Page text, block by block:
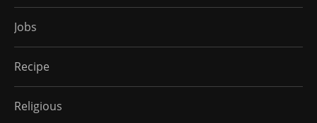
Jobs
Recipe
Religious